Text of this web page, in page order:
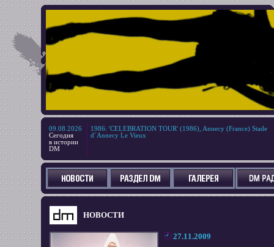
09.08.2026
Сегодня
в истории
DM
1986: 'CELEBRATION TOUR' (1986), Annecy (France) Stade
d`Annecy Le Vieux
НОВОСТИ
27.11.2009